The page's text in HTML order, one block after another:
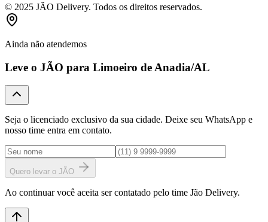
© 2025 JÃO Delivery. Todos os direitos reservados.
Ainda não atendemos
Leve o JÃO para Limoeiro de Anadia/AL
Seja o licenciado exclusivo da sua cidade. Deixe seu WhatsApp e
nosso time entra em contato.
Quero levar o JÃO
Ao continuar você aceita ser contatado pelo time Jão Delivery.